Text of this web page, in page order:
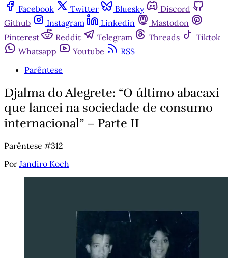
Facebook
Twitter Bluesky
Discord
Github
Instagram Linkedin
Mastodon
Pinterest
Reddit Telegram Threads
Tiktok
Whatsapp
Youtube
RSS
Parêntese
Djalma do Alegrete: “O último abacaxi
que lancei na sociedade de consumo
internacional” – Parte II
Parêntese #312
Por Jandiro Koch